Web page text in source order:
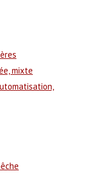
mixte